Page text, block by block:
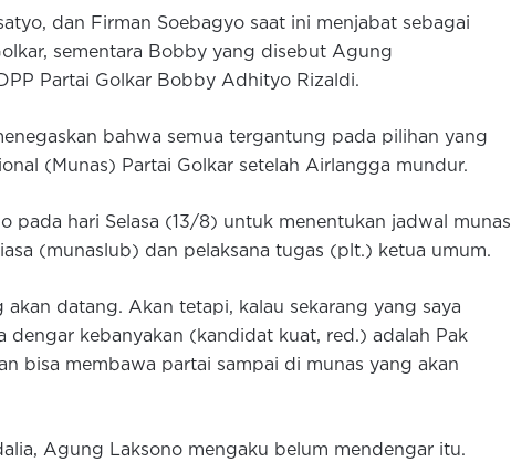
dan Firman Soebagyo saat ini menjabat sebagai
sementara Bobby yang disebut Agung
Partai Golkar Bobby Adhityo Rizaldi.
bahwa semua tergantung pada pilihan yang
(Munas) Partai Golkar setelah Airlangga mundur.
pada hari Selasa (13/8) untuk menentukan jadwal munas
(munaslub) dan pelaksana tugas (plt.) ketua umum.
akan datang. Akan tetapi, kalau sekarang yang saya
dengar kebanyakan (kandidat kuat, red.) adalah Pak
bisa membawa partai sampai di munas yang akan
Agung Laksono mengaku belum mendengar itu.